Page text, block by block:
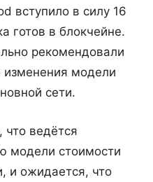
вступило в силу 16
готов в блокчейне.
рекомендовали
изменения модели
сети.
что ведётся
модели стоимости
и ожидается, что